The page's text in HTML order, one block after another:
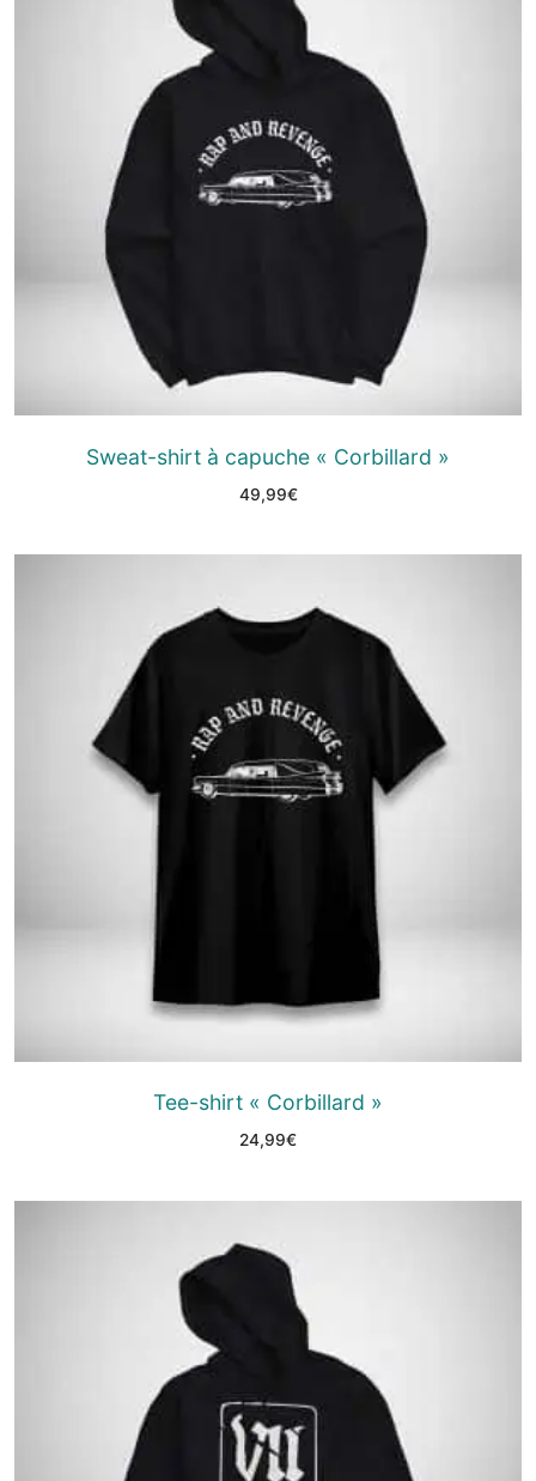
Sweat-shirt à capuche « Corbillard »
49,99€
Tee-shirt « Corbillard »
24,99€